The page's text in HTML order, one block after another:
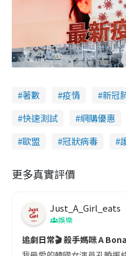
著數 疫情 新冠
快速測試
網購優惠
歐盟
冠狀病毒
更多真實評價
Just_A_Girl_eats
娛樂
追劇日常🎬 殺手媽咪 A